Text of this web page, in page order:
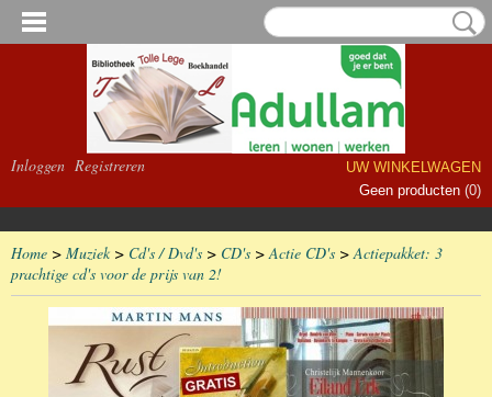
Inloggen Registreren
UW WINKELWAGEN
Geen producten (0)
Home > Muziek> Cd's / Dvd's > CD's >Actie CD's >Actiepakket: 3
prachtige cd's voor de prijs van 2!